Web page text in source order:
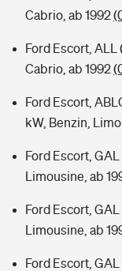
Cabrio, ab 1992
Ford Escort, ALL
Cabrio, ab 1992
Ford Escort,
kW, Benzin,
Ford Escort, GAL
Limousine, ab
Ford Escort, GAL
Limousine, ab
Ford Escort, GAL